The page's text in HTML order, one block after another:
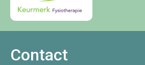
Contact